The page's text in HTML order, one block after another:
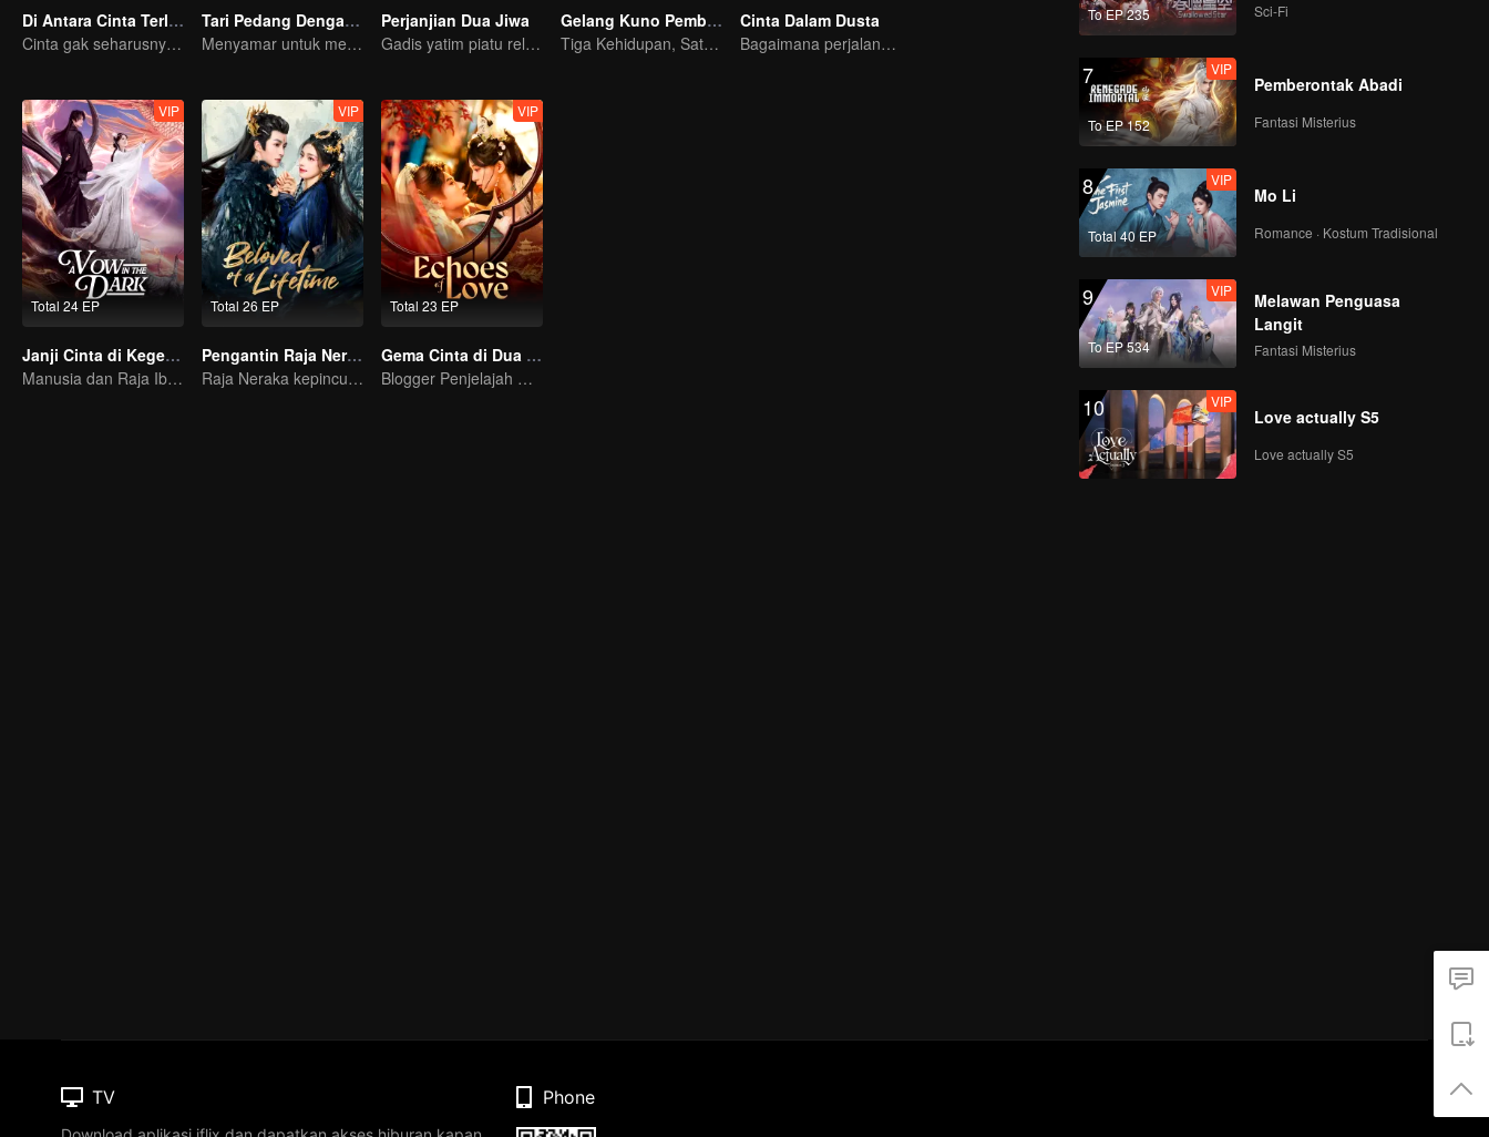
Di Antara Cinta Terlarang
Cinta gak seharusnya ada antara mereka
Tari Pedang Denganmu
Menyamar untuk membunuh
Perjanjian Dua Jiwa
Gadis yatim piatu rela menyerahkan dirinya untuk mengikat diri dengan Siluman Buas?
Gelang Kuno Pembawa Cinta
Tiga Kehidupan, Satu Perasaan yang Tak Berubah
Cinta Dalam Dusta
Bagaimana perjalana pelukis misterius balas dendam?
Total 24 EP
VIP
Janji Cinta di Kegelapan
Manusia dan Raja Iblis yang saling jatuh cinta melawan segala takdir...
Total 26 EP
VIP
Pengantin Raja Neraka
Raja Neraka kepincut Siluman Rusa, gimana kisah lanjutannya?
Total 23 EP
VIP
Gema Cinta di Dua Dunia
Blogger Penjelajah Waktu Mengejar Tuan Muda yang Licik
To EP 235 Sci-Fi
7
To EP 152
VIP
Pemberontak Abadi
Fantasi Misterius
8
Total 40 EP
VIP
Mo Li
Romance · Kostum Tradisional
9
To EP 534
VIP
Melawan Penguasa
Langit
Fantasi Misterius
10 VIP
Love actually S5
Love actually S5
TV Phone